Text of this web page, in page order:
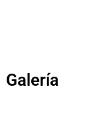
Galería